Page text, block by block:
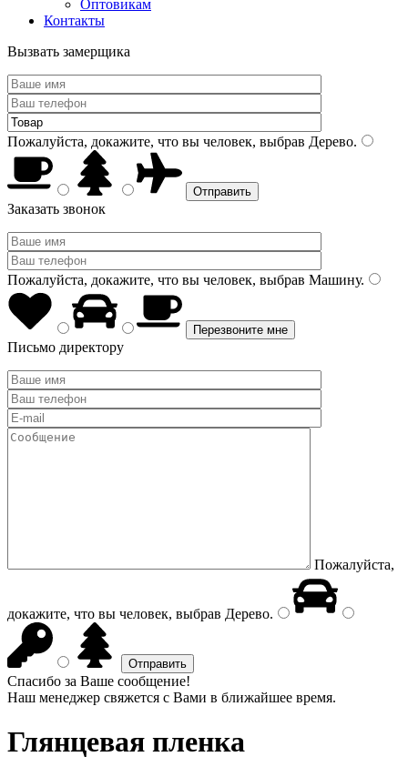
Оптовикам
Контакты
Вызвать замерщика
Пожалуйста, докажите, что вы человек, выбрав Дерево.
Заказать звонок
Пожалуйста, докажите, что вы человек, выбрав Машину.
Письмо директору
Пожалуйста,
докажите, что вы человек, выбрав Дерево.
Спасибо за Ваше сообщение!
Наш менеджер свяжется с Вами в ближайшее время.
Глянцевая пленка